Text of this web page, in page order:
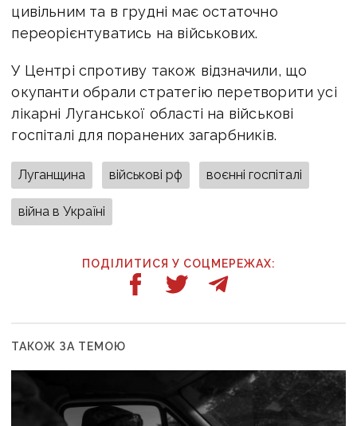
цивільним та в грудні має остаточно
переорієнтуватись на військових.
У Центрі спротиву також відзначили, що
окупанти обрали стратегію перетворити усі
лікарні Луганської області на військові
госпіталі для поранених загарбників.
Луганщина військові рф воєнні госпіталі
війна в Україні
ПОДІЛИТИСЯ У СОЦМЕРЕЖАХ:
ТАКОЖ ЗА ТЕМОЮ